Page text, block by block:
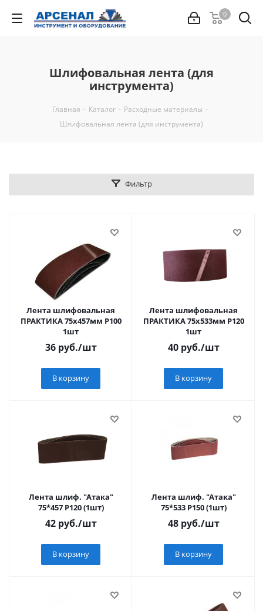
0
Шлифовальная лента (для
инструмента)
Главная - Каталог - Расходные материалы -
Шлифовальная лента (для инструмента)
Фильтр
Лента шлифовальная
ПРАКТИКА 75х457мм Р100
1шт
36руб./шт
В корзину
Лента шлифовальная
ПРАКТИКА 75х533мм Р120
1шт
40руб./шт
В корзину
Лента шлиф. "Атака"
75*457 Р120 (1шт)
42руб./шт
В корзину
Лента шлиф. "Атака"
75*533 Р150 (1шт)
48руб./шт
В корзину